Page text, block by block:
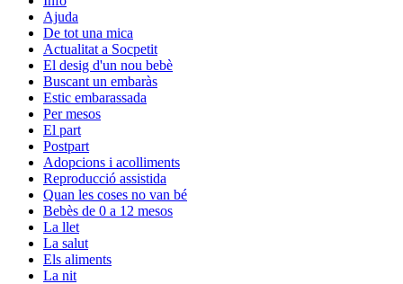
Ajuda
De tot una mica
Actualitat a Socpetit
El desig d'un nou bebè
Buscant un embaràs
Estic embarassada
Per mesos
El part
Postpart
Adopcions i acolliments
Reproducció assistida
Quan les coses no van bé
Bebès de 0 a 12 mesos
La llet
La salut
Els aliments
La nit